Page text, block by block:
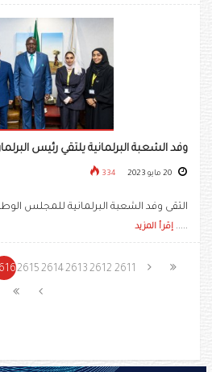
وفد الشعبة البرلمانية يلتقي رئيس
334
التقى وفد الشعبة البرلمانية للمجلس
..... إقرأ المزيد
2611
2612
2613
2614
2615